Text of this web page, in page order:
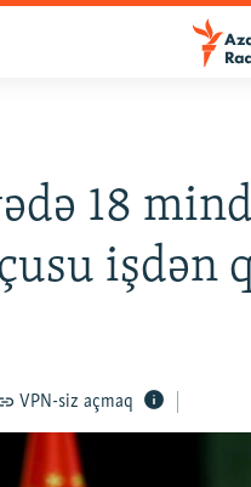
18
işdən
VPN-siz açmaq